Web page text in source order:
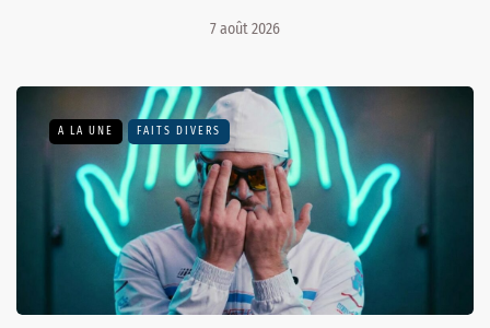
7 août 2026
A LA UNE FAITS DIVERS